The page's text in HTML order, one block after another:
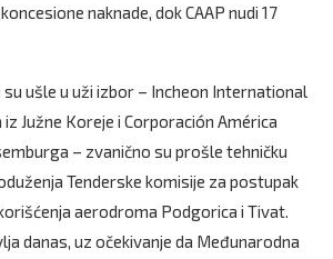
naknade, dok CAAP nudi 17
su ušle u uži izbor – Incheon International
Južne Koreje i Corporación América
– zvanično su prošle tehničku
Tenderske komisije za postupak
aerodroma Podgorica i Tivat.
danas, uz očekivanje da Međunarodna